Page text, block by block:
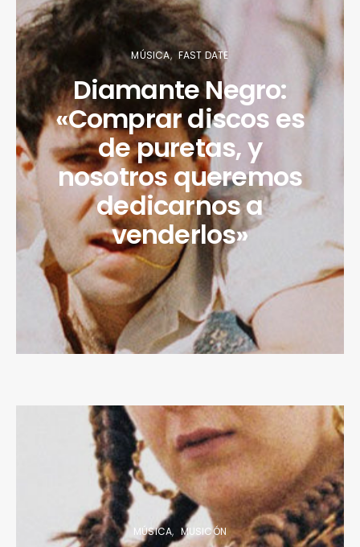
MÚSICA FAST DATE
Diamante Negro:
«Comprar discos es
de puretas, y
nosotros queremos
dedicarnos a
venderlos»
MÚSICA MUSICÓN